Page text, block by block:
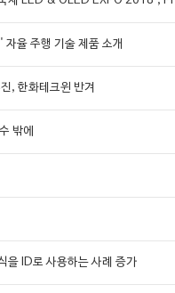
율 주행 기술 제품 소개
, 한화테크윈 반겨
밖에
ID로 사용하는 사례 증가